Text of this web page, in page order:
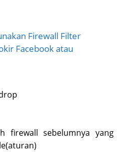
Firewall Filter
Facebook atau
firewall sebelumnya yang